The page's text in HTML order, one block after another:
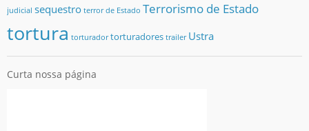
judicial sequestro terror de Estado Terrorismo de Estado
tortura torturador torturadores trailer Ustra
Curta nossa página